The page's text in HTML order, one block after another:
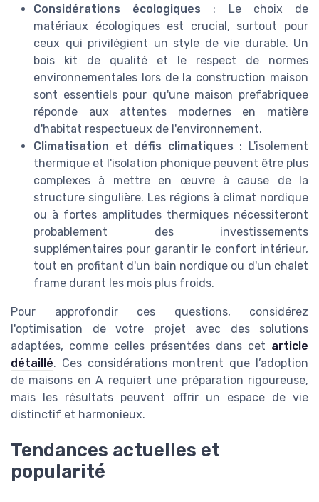
Considérations écologiques : Le choix de
matériaux écologiques est crucial, surtout pour
ceux qui privilégient un style de vie durable. Un
bois kit de qualité et le respect de normes
environnementales lors de la construction maison
sont essentiels pour qu'une maison prefabriquee
réponde aux attentes modernes en matière
d'habitat respectueux de l'environnement.
Climatisation et défis climatiques : L'isolement
thermique et l'isolation phonique peuvent être plus
complexes à mettre en œuvre à cause de la
structure singulière. Les régions à climat nordique
ou à fortes amplitudes thermiques nécessiteront
probablement des investissements
supplémentaires pour garantir le confort intérieur,
tout en profitant d'un bain nordique ou d'un chalet
frame durant les mois plus froids.
Pour approfondir ces questions, considérez
l'optimisation de votre projet avec des solutions
adaptées, comme celles présentées dans cet article
détaillé. Ces considérations montrent que l’adoption
de maisons en A requiert une préparation rigoureuse,
mais les résultats peuvent offrir un espace de vie
distinctif et harmonieux.
Tendances actuelles et
popularité